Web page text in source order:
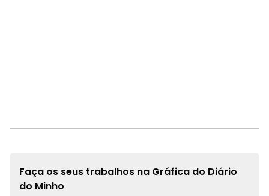
Faça os seus trabalhos na Gráfica do Diário
do Minho